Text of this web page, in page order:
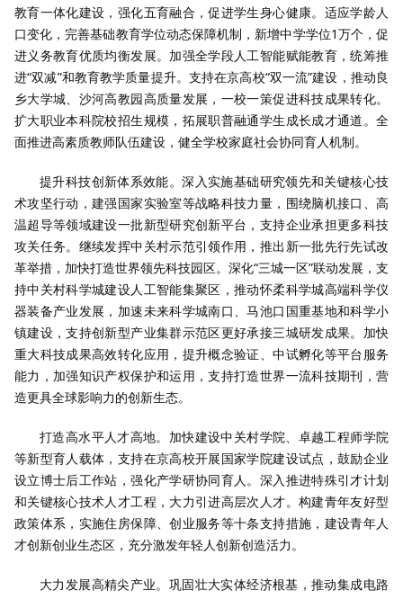
教育一体化建设，强化五育融合，促进学生身心健康。适应学龄人
口变化，完善基础教育学位动态保障机制，新增中学学位1万个，促
进义务教育优质均衡发展。加强全学段人工智能赋能教育，统筹推
进“双减”和教育教学质量提升。支持在京高校“双一流”建设，推动良
乡大学城、沙河高教园高质量发展，一校一策促进科技成果转化。
扩大职业本科院校招生规模，拓展职普融通学生成长成才通道。全
面推进高素质教师队伍建设，健全学校家庭社会协同育人机制。
提升科技创新体系效能。深入实施基础研究领先和关键核心技
术攻坚行动，建强国家实验室等战略科技力量，围绕脑机接口、高
温超导等领域建设一批新型研究创新平台，支持企业承担更多科技
攻关任务。继续发挥中关村示范引领作用，推出新一批先行先试改
革举措，加快打造世界领先科技园区。深化“三城一区”联动发展，支
持中关村科学城建设人工智能集聚区，推动怀柔科学城高端科学仪
器装备产业发展，加速未来科学城南口、马池口国重基地和科学小
镇建设，支持创新型产业集群示范区更好承接三城研发成果。加快
重大科技成果高效转化应用，提升概念验证、中试孵化等平台服务
能力，加强知识产权保护和运用，支持打造世界一流科技期刊，营
造更具全球影响力的创新生态。
打造高水平人才高地。加快建设中关村学院、卓越工程师学院
等新型育人载体，支持在京高校开展国家学院建设试点，鼓励企业
设立博士后工作站，强化产学研协同育人。深入推进特殊引才计划
和关键核心技术人才工程，大力引进高层次人才。构建青年友好型
政策体系，实施住房保障、创业服务等十条支持措施，建设青年人
才创新创业生态区，充分激发年轻人创新创造活力。
大力发展高精尖产业。巩固壮大实体经济根基，推动集成电路